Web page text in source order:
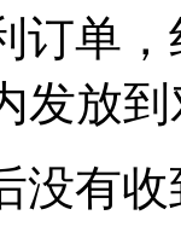
订单
发放
没有